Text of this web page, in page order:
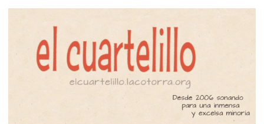
El Cuartelillo
Programa de radio de música
independiente. Podcast